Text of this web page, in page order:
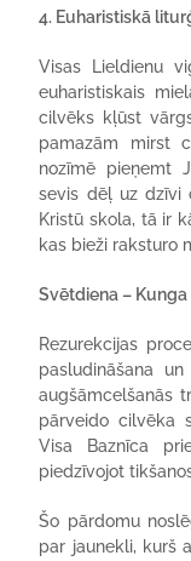
4. Euharistiskā
Visas Lieldienu
euharistiskais
cilvēks kļūst
pamazām mirst
nozīmē pieņemt
sevis dēļ uz dzīvi
Kristū skola, tā ir
kas bieži raksturo
Svētdiena –
Rezurekcijas
pasludināšana
augšāmcelšanās
pārveido cilvēka
Visa Baznīca
piedzīvojot
Šo pārdomu
par jaunekli, kurš